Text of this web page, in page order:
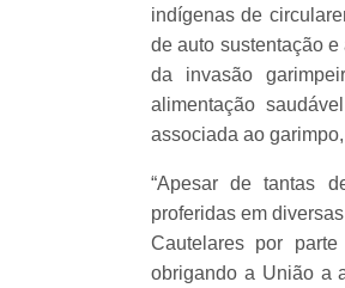
indígenas de
de auto sustentação
da invasão
alimentação
associada ao
“Apesar de tantas
proferidas em
Cautelares por
obrigando a União a